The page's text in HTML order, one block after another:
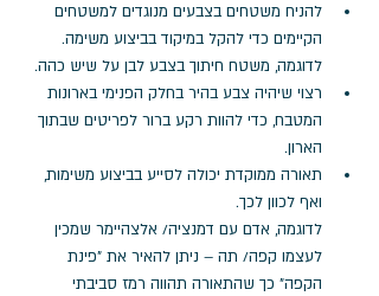
להניח משטחים בצבעים מנוגדים למשטחים
הקיימים כדי להקל במיקוד בביצוע משימה.
לדוגמה, משטח חיתוך בצבע לבן על שיש כהה.
רצוי שיהיה צבע בהיר בחלק הפנימי בארונות
המטבח, כדי להוות רקע ברור לפריטים שבתוך
הארון.
תאורה ממוקדת יכולה לסייע בביצוע משימות,
ואף לכוון לכך.
לדוגמה, אדם עם דמנציה/ אלצהיימר שמכין
לעצמו קפה/ תה – ניתן להאיר את "פינת
הקפה" כך שהתאורה תהווה רמז סביבתי